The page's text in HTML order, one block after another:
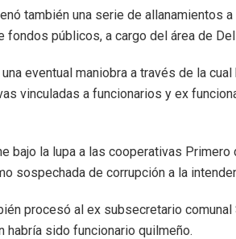
también una serie de allanamientos
fondos públicos, a cargo del área de
eventual maniobra a través de la
vinculadas a funcionarios y ex
bajo la lupa a las cooperativas Primero
sospechada de corrupción a la
procesó al ex subsecretario
habría sido funcionario quilmeño.